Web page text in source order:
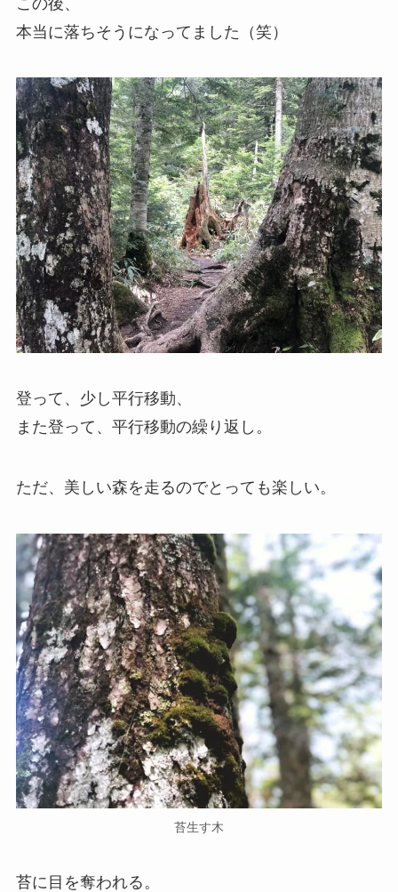
本当に落ちそうになってました（笑）
登って、少し平行移動、
また登って、平行移動の繰り返し。
ただ、美しい森を走るのでとっても楽しい。
苔生す木
苔に目を奪われる。